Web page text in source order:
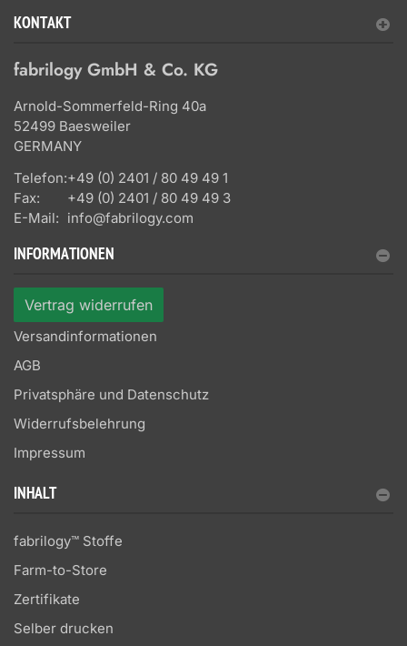
KONTAKT
fabrilogy GmbH & Co. KG
Arnold-Sommerfeld-Ring 40a
52499 Baesweiler
GERMANY
Telefon:+49 (0) 2401 / 80 49 49 1
Fax:
+49 (0) 2401 / 80 49 49 3
E-Mail: info@fabrilogy.com
INFORMATIONEN
Vertrag widerrufen
Versandinformationen
AGB
Privatsphäre und Datenschutz
Widerrufsbelehrung
Impressum
INHALT
fabrilogy™ Stoffe
Farm-to-Store
Zertifikate
Selber drucken